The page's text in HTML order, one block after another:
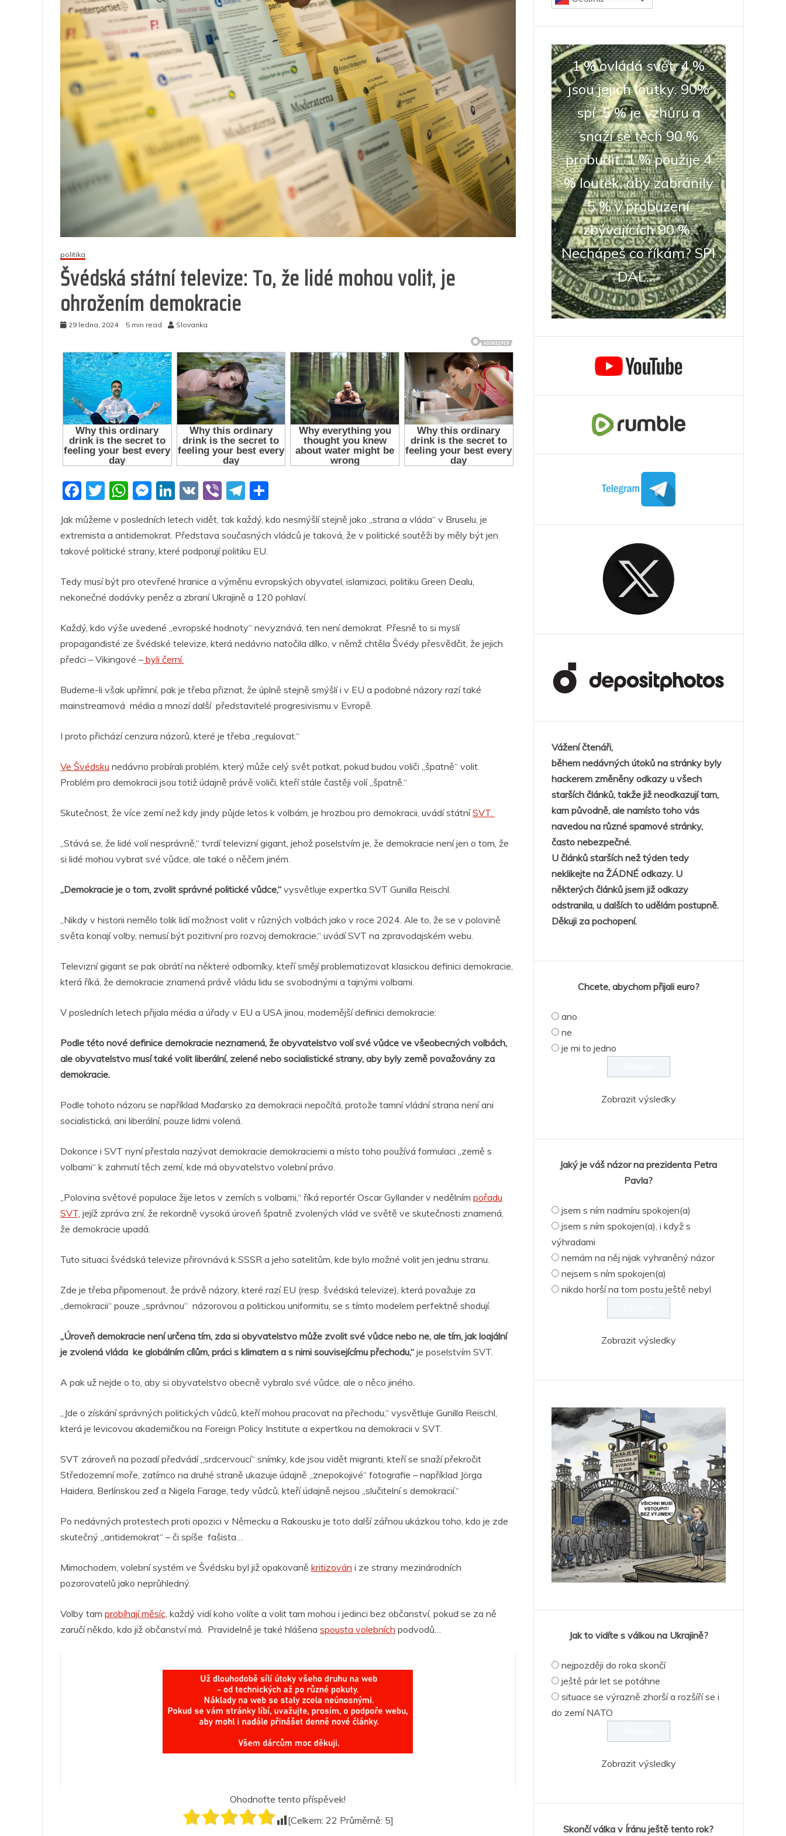
politika
Švédská státní televize: To, že lidé mohou volit, je
ohrožením demokracie
29 ledna, 2024 5 min read Slovanka
F
a
c
e
o
o
k
T
itt
er
W
at
s
p
p
M
e
ss
e
g
er
Li
k
e
n
V
K
Vi
er
T
el
e
gr
m
ar
Jak můžeme v posledních letech vidět, tak každý, kdo nesmýšlí stejně jako „strana a vláda“ v Bruselu, je
extremista a antidemokrat. Představa současných vládců je taková, že v politické soutěži by měly být jen
takové politické strany, které podporují politiku EU.
Tedy musí být pro otevřené hranice a výměnu evropských obyvatel, islamizaci, politiku Green Dealu,
nekonečné dodávky peněz a zbraní Ukrajině a 120 pohlaví.
Každý, kdo výše uvedené „evropské hodnoty“ nevyznává, ten není demokrat. Přesně to si myslí
propagandisté ze švédské televize, která nedávno natočila dílko, v němž chtěla Švédy přesvědčit, že jejich
předci – Vikingové – byli černí.
Budeme-li však upřímní, pak je třeba přiznat, že úplně stejně smýšlí i v EU a podobné názory razí také
mainstreamová média a mnozí další představitelé progresivismu v Evropě.
I proto přichází cenzura názorů, které je třeba „regulovat.“
Ve Švédsku nedávno probírali problém, který může celý svět potkat, pokud budou voliči „špatně“ volit.
Problém pro demokracii jsou totiž údajně právě voliči, kteří stále častěji volí „špatně.“
Skutečnost, že více zemí než kdy jindy půjde letos k volbám, je hrozbou pro demokracii, uvádí státníSVT.
„Stává se, že lidé volí nesprávně,“ tvrdí televizní gigant, jehož poselstvím je, že demokracie není jen o tom, že
si lidé mohou vybrat své vůdce, ale také o něčem jiném.
„Demokracie je o tom, zvolit správné politické vůdce,“ vysvětluje expertka SVT Gunilla Reischl.
„Nikdy v historii nemělo tolik lidí možnost volit v různých volbách jako v roce 2024. Ale to, že se v polovině
světa konají volby, nemusí být pozitivní pro rozvoj demokracie,“ uvádí SVT na zpravodajském webu.
Televizní gigant se pak obrátí na některé odborníky, kteří smějí problematizovat klasickou definici demokracie,
která říká, že demokracie znamená právě vládu lidu se svobodnými a tajnými volbami.
V posledních letech přijala média a úřady v EU a USA jinou, modernější definici demokracie:
Podle této nové definice demokracie neznamená, že obyvatelstvo volí své vůdce ve všeobecných volbách,
ale obyvatelstvo musí také volit liberální, zelené nebo socialistické strany, aby byly země považovány za
demokracie.
Podle tohoto názoru se například Maďarsko za demokracii nepočítá, protože tamní vládní strana není ani
socialistická, ani liberální, pouze lidmi volená.
Dokonce i SVT nyní přestala nazývat demokracie demokraciemi a místo toho používá formulaci „země s
volbami“ k zahrnutí těch zemí, kde má obyvatelstvo volební právo.
„Polovina světové populace žije letos v zemích s volbami,“ říká reportér Oscar Gyllander v nedělním pořadu
SVT, jejíž zpráva zní, že rekordně vysoká úroveň špatně zvolených vlád ve světě ve skutečnosti znamená,
že demokracie upadá.
Tuto situaci švédská televize přirovnává k SSSR a jeho satelitům, kde bylo možné volit jen jednu stranu.
Zde je třeba připomenout, že právě názory, které razí EU (resp. švédská televize), která považuje za
„demokracii“ pouze „správnou“ názorovou a politickou uniformitu, se s tímto modelem perfektně shodují.
„Úroveň demokracie není určena tím, zda si obyvatelstvo může zvolit své vůdce nebo ne, ale tím, jak loajální
je zvolená vláda ke globálním cílům, práci s klimatem a s nimi souvisejícímu přechodu,“ je poselstvím SVT.
A pak už nejde o to, aby si obyvatelstvo obecně vybralo své vůdce, ale o něco jiného.
„Jde o získání správných politických vůdců, kteří mohou pracovat na přechodu,“ vysvětluje Gunilla Reischl,
která je levicovou akademičkou na Foreign Policy Institute a expertkou na demokracii v SVT.
SVT zároveň na pozadí předvádí „srdcervoucí“ snímky, kde jsou vidět migranti, kteří se snaží překročit
Středozemní moře, zatímco na druhé straně ukazuje údajně „znepokojivé“ fotografie – například Jörga
Haidera, Berlínskou zeď a Nigela Farage, tedy vůdců, kteří údajně nejsou „slučitelní s demokracií.“
Po nedávných protestech proti opozici v Německu a Rakousku je toto další zářnou ukázkou toho, kdo je zde
skutečný „antidemokrat“ – či spíše fašista…
Mimochodem, volební systém ve Švédsku byl již opakovaně kritizován i ze strany mezinárodních
pozorovatelů jako neprůhledný.
Volby tam probíhají měsíc, každý vidí koho volíte a volit tam mohou i jedinci bez občanství, pokud se za ně
zaručí někdo, kdo již občanství má. Pravidelně je také hlášena spousta volebních podvodů…
Ohodnoťte tento příspěvek!
[Celkem: 22 Průměrně: 5]
1 % ovládá svět. 4 %
jsou jejich loutky. 90%
spí. 5 % je vzhůru a
snaží se těch 90 %
probudit. 1 % použije 4
% loutek, aby zabránily
5 % v probuzení
zbývajících 90 %.
Nechápeš co říkám? SPI
DÁL...
Vážení čtenáři,
během nedávných útoků na stránky byly
hackerem změněny odkazy u všech
starších článků, takže již neodkazují tam,
kam původně, ale namísto toho vás
navedou na různé spamové stránky,
často nebezpečné.
U článků starších než týden tedy
neklikejte na ŽÁDNÉ odkazy. U
některých článků jsem již odkazy
odstranila, u dalších to udělám postupně.
Děkuji za pochopení.
Chcete, abychom přijali euro?
ano
ne
je mi to jedno
Zobrazit výsledky
Jaký je váš názor na prezidenta Petra
Pavla?
jsem s ním nadmíru spokojen(a)
jsem s ním spokojen(a), i když s
výhradami
nemám na něj nijak vyhraněný názor
nejsem s ním spokojen(a)
nikdo horší na tom postu ještě nebyl
Zobrazit výsledky
Jak to vidíte s válkou na Ukrajině?
nejpozději do roka skončí
ještě pár let se potáhne
situace se výrazně zhorší a rozšíří se i
do zemí NATO
Zobrazit výsledky
Skončí válka v Íránu ještě tento rok?